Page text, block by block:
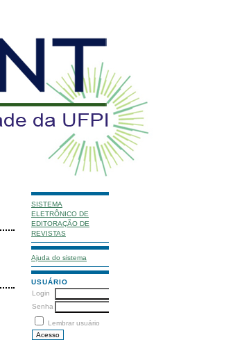
SISTEMA
ELETRÔNICO DE
EDITORAÇÃO DE
REVISTAS
Ajuda do sistema
USUÁRIO
Login
Senha
Lembrar usuário